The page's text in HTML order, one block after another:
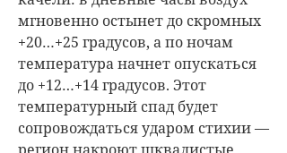
мгновенно остынет до скромных
+20…+25 градусов, а по ночам
температура начнет опускаться
до +12…+14 градусов. Этот
температурный спад будет
сопровождаться ударом стихии —